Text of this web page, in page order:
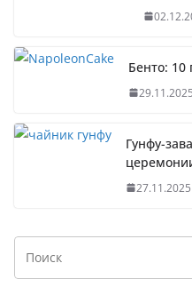
Бенто: 10
29.11.2025
Гунфу-
27.11.2025